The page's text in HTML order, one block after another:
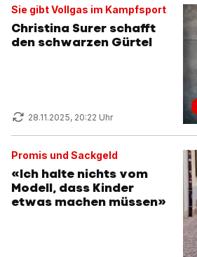
Sie gibt Vollgas im Kampfsport
Christina Surer schafft
den schwarzen Gürtel
28.11.2025, 20:22 Uhr
Promis und Sackgeld
«Ich halte nichts vom
Modell, dass Kinder
etwas machen müssen»